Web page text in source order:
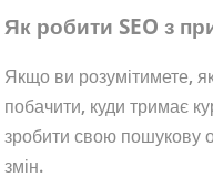
Як робити SEO з
Якщо ви розумітимете,
побачити, куди тримає
зробити свою пошукову
змін.